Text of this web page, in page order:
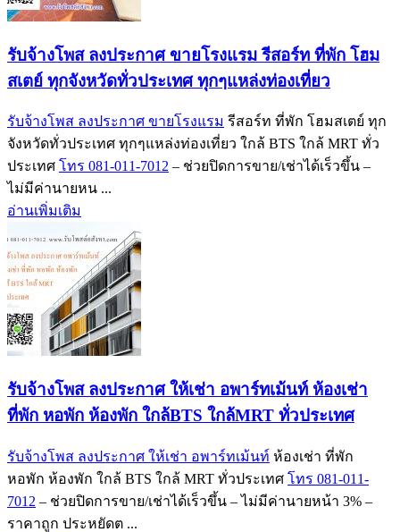
รับจ้างโพส ลงประกาศ ขายโรงแรม รีสอร์ท ที่พัก โฮม
สเตย์ ทุกจังหวัดทั่วประเทศ ทุกๆแหล่งท่องเที่ยว
รับจ้างโพส ลงประกาศ ขายโรงแรม รีสอร์ท ที่พัก โฮมสเตย์ ทุก
จังหวัดทั่วประเทศ ทุกๆแหล่งท่องเที่ยว ใกล้ BTS ใกล้ MRT ทั่ว
ประเทศ โทร 081-011-7012 – ช่วยปิดการขาย/เช่าได้เร็วขึ้น –
ไม่มีค่านายหน ...
อ่านเพิ่มเติม
รับจ้างโพส ลงประกาศ ให้เช่า อพาร์ทเม้นท์ ห้องเช่า
ที่พัก หอพัก ห้องพัก ใกล้BTS ใกล้MRT ทั่วประเทศ
รับจ้างโพส ลงประกาศ ให้เช่า อพาร์ทเม้นท์ ห้องเช่า ที่พัก
หอพัก ห้องพัก ใกล้ BTS ใกล้ MRT ทั่วประเทศ โทร 081-011-
7012 – ช่วยปิดการขาย/เช่าได้เร็วขึ้น – ไม่มีค่านายหน้า 3% –
ราคาถูก ประหยัดต ...